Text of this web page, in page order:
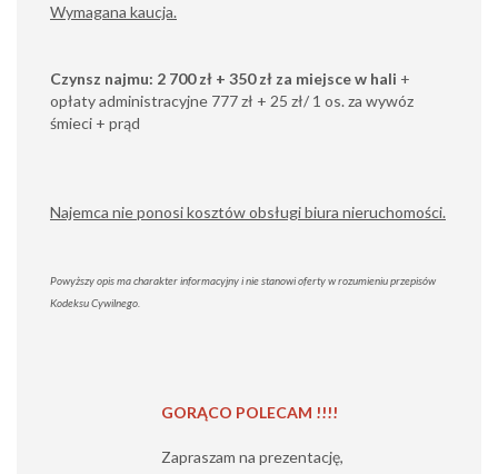
Wymagana kaucja.
Czynsz najmu: 2 700 zł + 350 zł za miejsce w hali +
opłaty administracyjne 777 zł + 25 zł/ 1 os. za wywóz
śmieci + prąd
Najemca nie ponosi kosztów obsługi biura nieruchomości.
Powyższy opis ma charakter informacyjny i nie stanowi oferty w rozumieniu przepisów
Kodeksu Cywilnego.
GORĄCO POLECAM !!!!
Zapraszam na prezentację,